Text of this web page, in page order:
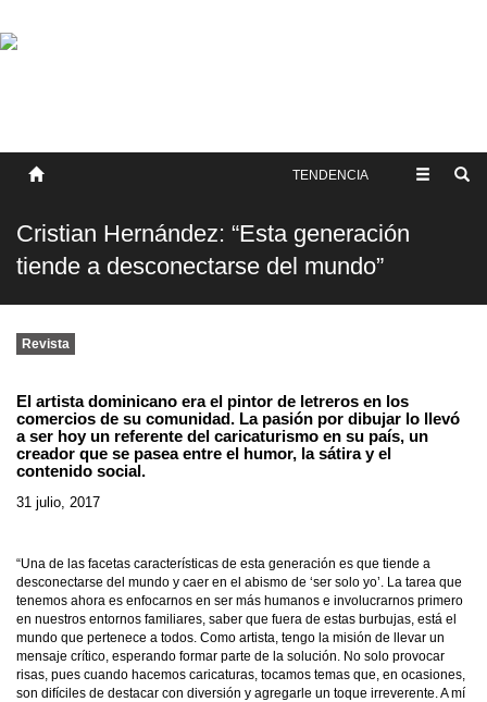
SOBRE NOSOTROS
TENDENCIA
Cristian Hernández: “Esta generación
tiende a desconectarse del mundo”
Revista
El artista dominicano era el pintor de letreros en los
comercios de su comunidad. La pasión por dibujar lo llevó
a ser hoy un referente del caricaturismo en su país, un
creador que se pasea entre el humor, la sátira y el
contenido social.
31 julio, 2017
“Una de las facetas características de esta generación es que tiende a
desconectarse del mundo y caer en el abismo de ‘ser solo yo’. La tarea que
tenemos ahora es enfocarnos en ser más humanos e involucrarnos primero
en nuestros entornos familiares, saber que fuera de estas burbujas, está el
mundo que pertenece a todos. Como artista, tengo la misión de llevar un
mensaje crítico, esperando formar parte de la solución. No solo provocar
risas, pues cuando hacemos caricaturas, tocamos temas que, en ocasiones,
son difíciles de destacar con diversión y agregarle un toque irreverente. A mí